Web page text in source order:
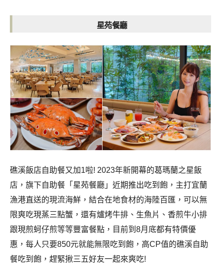
星苑餐廳
礁溪飯店自助餐又加1啦! 2023年新開幕的葛瑪蘭之星飯
店，旗下自助餐「星苑餐廳」近期推出吃到飽，主打宜蘭
漁港直送的現流海鮮，結合在地食材的海陸百匯，可以無
限爽吃現蒸三點蟹，還有爐烤牛排、生魚片、香煎牛小排
跟現煎蚵仔煎等等豐富餐點，目前到8月底都有特價優
惠，每人只要850元就能無限吃到飽，高CP值的礁溪自助
餐吃到飽，趕緊揪三五好友一起來爽吃!